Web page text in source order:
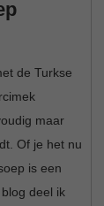
de Turkse
maar
Of je het nu
is een
deel ik